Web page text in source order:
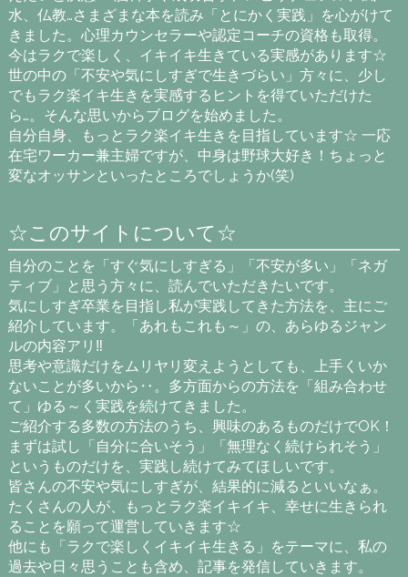
水、仏教…さまざまな本を読み「とにかく実践」を心がけて
きました。心理カウンセラーや認定コーチの資格も取得。
今はラクで楽しく、イキイキ生きている実感があります☆
世の中の「不安や気にしすぎで生きづらい」方々に、少し
でもラク楽イキ生きを実感するヒントを得ていただけた
ら…。そんな思いからブログを始めました。
自分自身、もっとラク楽イキ生きを目指しています☆ 一応
在宅ワーカー兼主婦ですが、中身は野球大好き！ちょっと
変なオッサンといったところでしょうか(笑)
☆このサイトについて☆
自分のことを「すぐ気にしすぎる」「不安が多い」「ネガ
ティブ」と思う方々に、読んでいただきたいです。
気にしすぎ卒業を目指し私が実践してきた方法を、主にご
紹介しています。「あれもこれも～」の、あらゆるジャン
ルの内容アリ‼
思考や意識だけをムリヤリ変えようとしても、上手くいか
ないことが多いから‥。多方面からの方法を「組み合わせ
て」ゆる～く実践を続けてきました。
ご紹介する多数の方法のうち、興味のあるものだけでOK！
まずは試し「自分に合いそう」「無理なく続けられそう」
というものだけを、実践し続けてみてほしいです。
皆さんの不安や気にしすぎが、結果的に減るといいなぁ。
たくさんの人が、もっとラク楽イキイキ、幸せに生きられ
ることを願って運営していきます☆
他にも「ラクで楽しくイキイキ生きる」をテーマに、私の
過去や日々思うことも含め、記事を発信していきます。